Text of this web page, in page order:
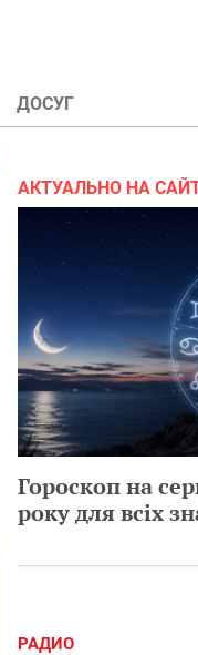
ДОСУГ
2022
АКТУАЛЬНО НА
Гороскоп на
року для всіх
РАДИО